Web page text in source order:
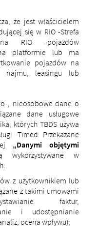
że ​​jest właścicielem
się w RIO -Strefa
na RIO -pojazdów
platformie lub ma
pojazdów na
najmu, leasingu lub
, nieosobowe dane o
dane usługowe
których TBDS używa
Timed Przekazane
„Danymi objętymi
w
z użytkownikiem lub
z takimi umowami
faktur,
i udostępnianie
ocena wpływu);